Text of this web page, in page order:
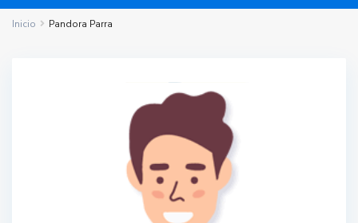
Inicio Pandora Parra